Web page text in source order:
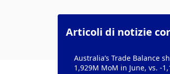
Articoli di notizie
Australia’s Trade Balance
1,929M MoM in June, vs. -